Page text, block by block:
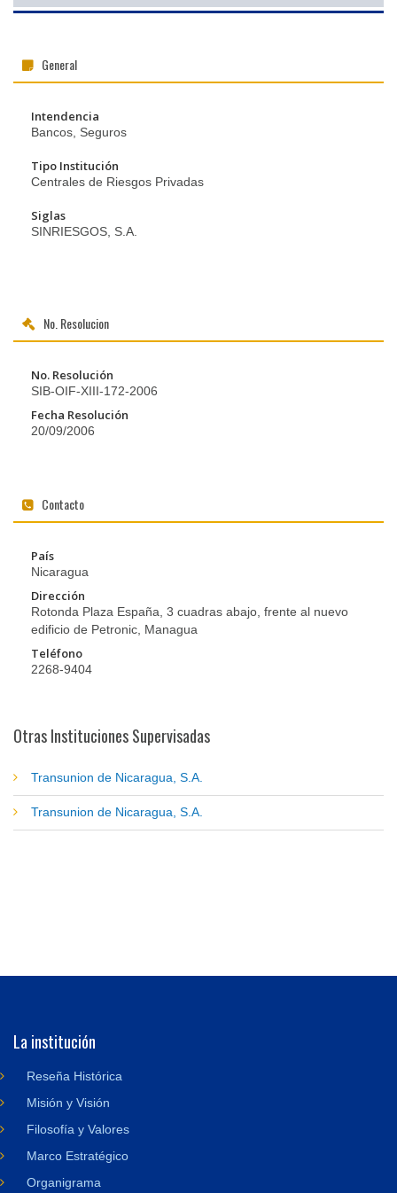
General
Intendencia
Bancos, Seguros
Tipo Institución
Centrales de Riesgos Privadas
Siglas
SINRIESGOS, S.A.
No. Resolucion
No. Resolución
SIB-OIF-XIII-172-2006
Fecha Resolución
20/09/2006
Contacto
País
Nicaragua
Dirección
Rotonda Plaza España, 3 cuadras abajo, frente al nuevo
edificio de Petronic, Managua
Teléfono
2268-9404
Otras Instituciones Supervisadas
Transunion de Nicaragua, S.A.
Transunion de Nicaragua, S.A.
La institución
Reseña Histórica
Misión y Visión
Filosofía y Valores
Marco Estratégico
Organigrama